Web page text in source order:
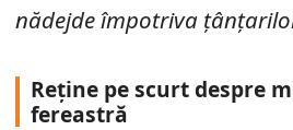
nădejde împotriva
Reține pe scurt despre
fereastră